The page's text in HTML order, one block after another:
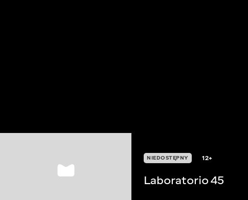
NIEDOSTĘPNY 12+
Laboratorio 45